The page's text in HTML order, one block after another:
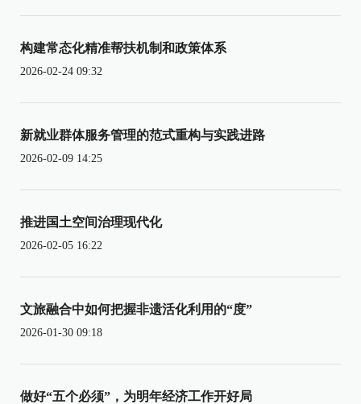
构建常态化精准帮扶机制和政策体系
2026-02-24 09:32
新就业群体服务管理的范式重构与实践进路
2026-02-09 14:25
推进国土空间治理现代化
2026-02-05 16:22
文旅融合中如何把握非遗活化利用的“度”
2026-01-30 09:18
做好“五个必须”，为明年经济工作开好局